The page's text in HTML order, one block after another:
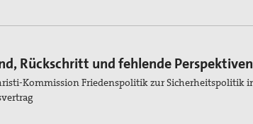
Rückschritt und fehlende Perspektiven
Kommission Friedenspolitik zur Sicherheitspolitik